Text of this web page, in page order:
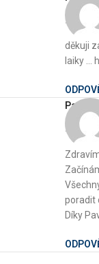
28. 2.
děkuji
laiky …
Pavel
20. 8.
poradit
Díky